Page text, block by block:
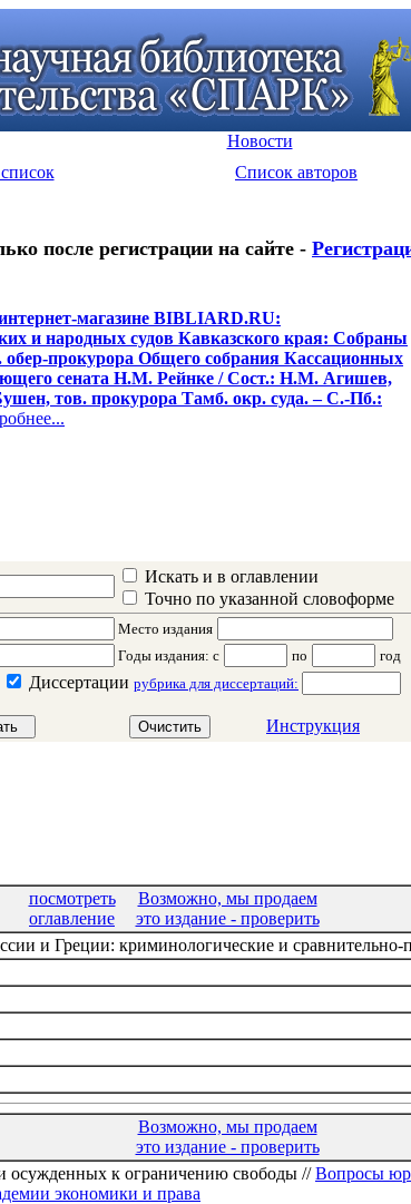
Новости
Список авторов
после регистрации на сайте -
магазине BIBLIARD.RU:
и народных судов Кавказского края: Собраны
обер-прокурора Общего собрания Кассационных
сената Н.М. Рейнке / Сост.: Н.М. Агишев,
тов. прокурора Тамб. окр. суда. – С.-Пб.:
Искать и в оглавлении
Точно по указанной словоформе
Место издания
Годы издания: c по год
Диссертации рубрика для диссертаций:
Инструкция
посмотреть
оглавление
Возможно, мы продаем
это издание - проверить
и Греции: криминологические и
Возможно, мы продаем
это издание - проверить
осужденных к ограничению свободы //Вопросы
экономики и права